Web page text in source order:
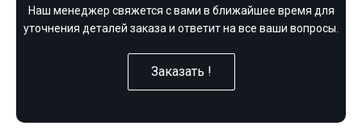
Наш менеджер свяжется с вами в ближайшее время для
уточнения деталей заказа и ответит на все ваши вопросы.
Заказать !